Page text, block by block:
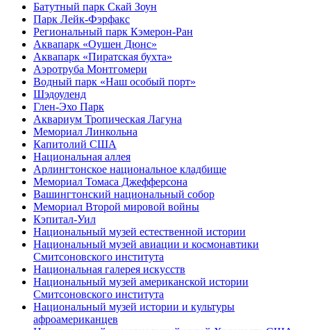
Батутный парк Скай Зоун
Парк Лейк-Фэрфакс
Региональный парк Кэмерон-Ран
Аквапарк «Оушен Дюнс»
Аквапарк «Пиратская бухта»
Аэротруба Монтгомери
Водный парк «Наш особый порт»
Шэдоуленд
Глен-Эхо Парк
Аквариум Тропическая Лагуна
Мемориал Линкольна
Капитолий США
Национальная аллея
Арлингтонское национальное кладбище
Мемориал Томаса Джефферсона
Вашингтонский национальный собор
Мемориал Второй мировой войны
Кэпитал-Уил
Национальный музей естественной истории
Национальный музей авиации и космонавтики
Смитсоновского института
Национальная галерея искусств
Национальный музей американской истории
Смитсоновского института
Национальный музей истории и культуры
афроамериканцев